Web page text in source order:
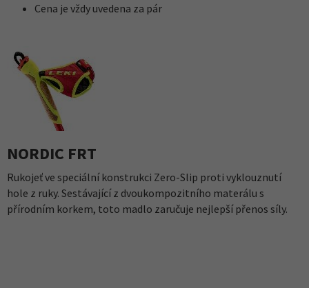
Cena je vždy uvedena za pár
NORDIC FRT
Rukojeť ve speciální konstrukci Zero-Slip proti vyklouznutí
hole z ruky. Sestávající z dvoukompozitního materálu s
přírodním korkem, toto madlo zaručuje nejlepší přenos síly.